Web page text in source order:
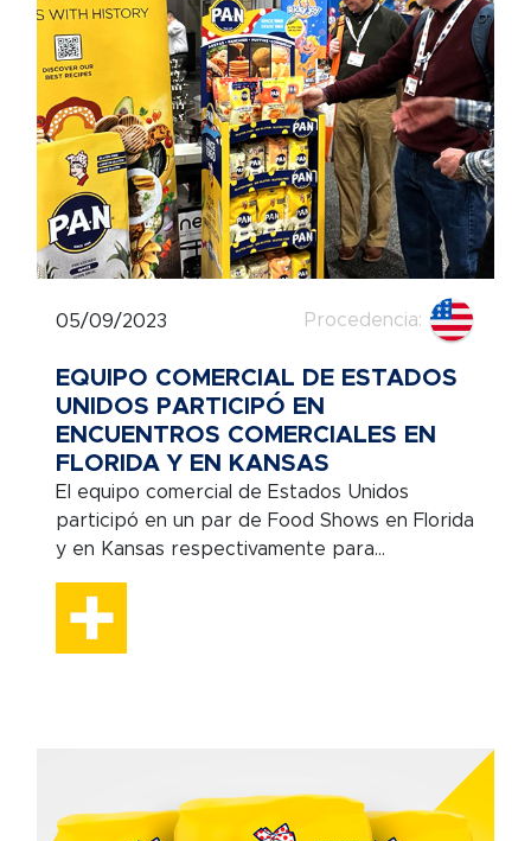
05/09/2023 Procedencia:
EQUIPO COMERCIAL DE ESTADOS
UNIDOS PARTICIPÓ EN
ENCUENTROS COMERCIALES EN
FLORIDA Y EN KANSAS
El equipo comercial de Estados Unidos
participó en un par de Food Shows en Florida
y en Kansas respectivamente para...